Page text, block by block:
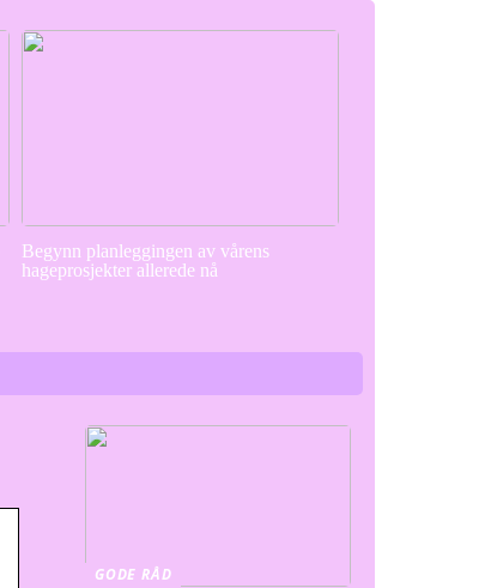
Begynn planleggingen av vårens
hageprosjekter allerede nå
GODE RÅD